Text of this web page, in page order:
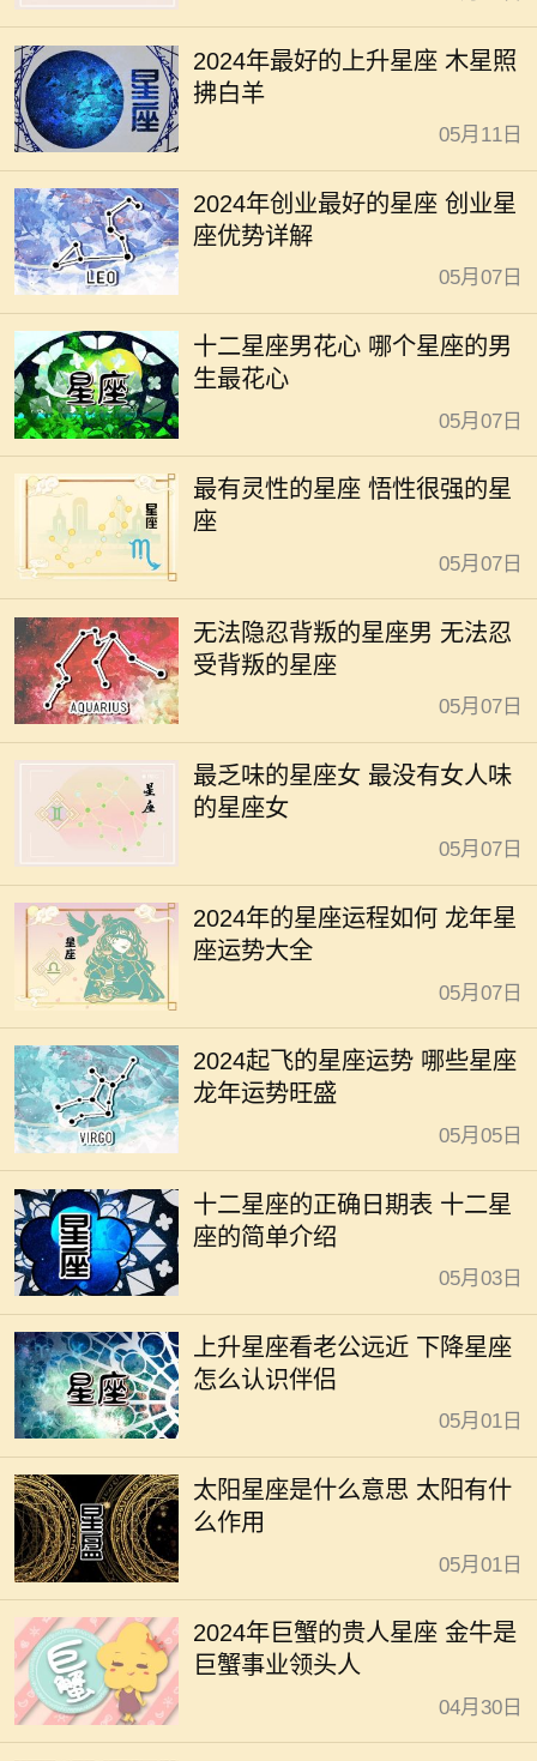
2024年最好的上升星座 木星照
拂白羊
05月11日
2024年创业最好的星座 创业星
座优势详解
05月07日
十二星座男花心 哪个星座的男
生最花心
05月07日
最有灵性的星座 悟性很强的星
座
05月07日
无法隐忍背叛的星座男 无法忍
受背叛的星座
05月07日
最乏味的星座女 最没有女人味
的星座女
05月07日
2024年的星座运程如何 龙年星
座运势大全
05月07日
2024起飞的星座运势 哪些星座
龙年运势旺盛
05月05日
十二星座的正确日期表 十二星
座的简单介绍
05月03日
上升星座看老公远近 下降星座
怎么认识伴侣
05月01日
太阳星座是什么意思 太阳有什
么作用
05月01日
2024年巨蟹的贵人星座 金牛是
巨蟹事业领头人
04月30日